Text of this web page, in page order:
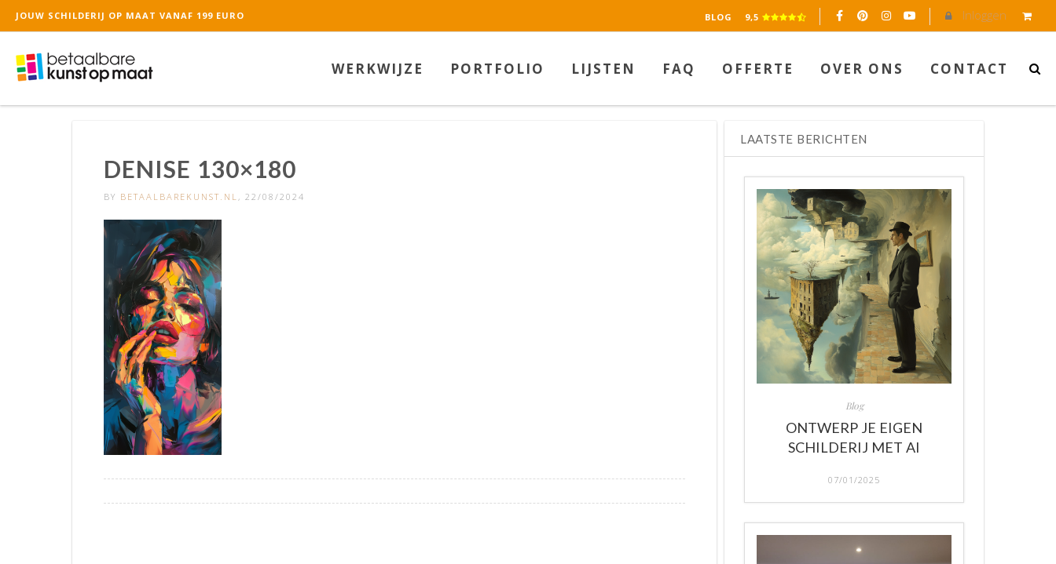
JOUW SCHILDERIJ OP MAAT VANAF 199 EURO Inloggen
BLOG 9,5
WERKWIJZE PORTFOLIO LIJSTEN FAQ OFFERTE OVER ONS CONTACT
DENISE 130×180
BY BETAALBAREKUNST.NL , 22/08/2024
LAATSTE BERICHTEN
Blog
ONTWERP JE EIGEN
SCHILDERIJ MET AI
07/01/2025
De waardering van www.betaalbarekunst.nl bij is 9.5/10 gebaseerd op 2045 reviews.